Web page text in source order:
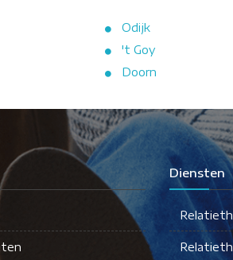
Odijk
't Goy
Doorn
Diensten